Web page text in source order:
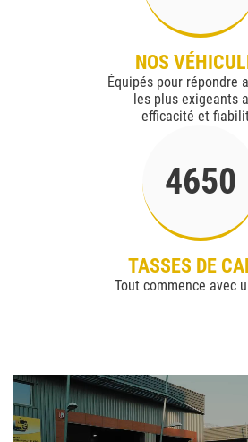
NOS
Équipés pour répondre
les plus exigeants
efficacité et
4650
TASSES DE
Tout commence avec